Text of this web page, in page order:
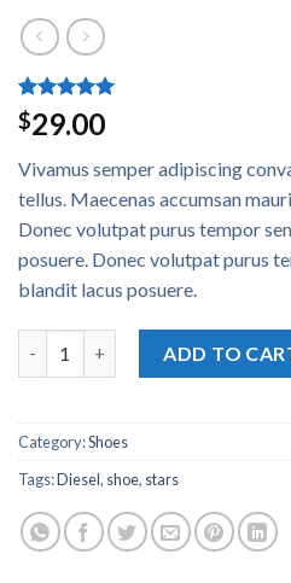
Rated 5.00
out of 5
1
customer
rating
$29.00
Vivamus semper adipiscing
tellus. Maecenas accumsan
Donec volutpat purus tempor
posuere. Donec volutpat purus
blandit lacus posuere.
ADD TO
Category:Shoes
Tags:Diesel, shoe, stars